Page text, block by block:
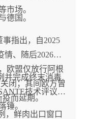
市场。
德国。
指出，自2025
、随后2026年2
欧盟仅放行阿根
闭；其间欧方曾
疫而延期。
并完成终末消毒
技术评议，
锤。
，鲜肉出口窗口